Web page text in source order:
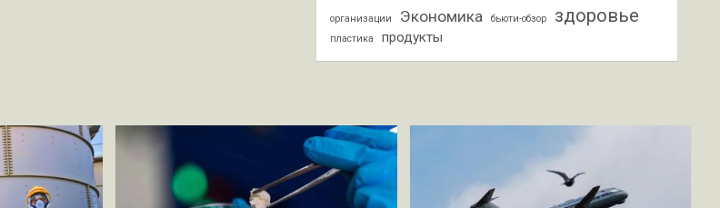
организации Экономика бьюти-обзор здоровье
пластика продукты